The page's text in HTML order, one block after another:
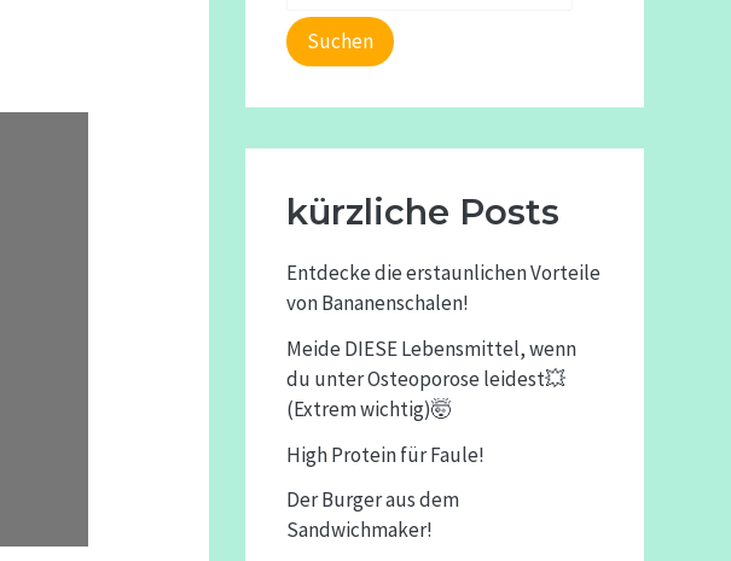
Suchen
kürzliche Posts
Entdecke die erstaunlichen Vorteile
von Bananenschalen!
Meide DIESE Lebensmittel, wenn
du unter Osteoporose leidest💥
(Extrem wichtig)🤯
High Protein für Faule!
Der Burger aus dem
Sandwichmaker!